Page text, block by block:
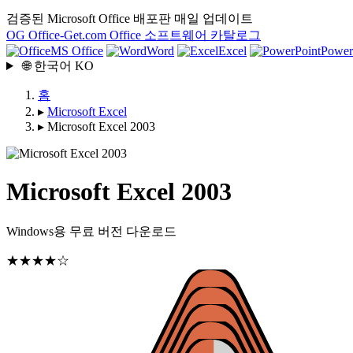
검증된 Microsoft Office 배포판 매일 업데이트
OG Office-Get.com Office 소프트웨어 카탈로그
MS Office
Word Excel
🌐 한국어 KO
홈
▸ Microsoft Excel
▸ Microsoft Excel 2003
Microsoft Excel 2003
Windows용 무료 버전 다운로드
★★★★☆